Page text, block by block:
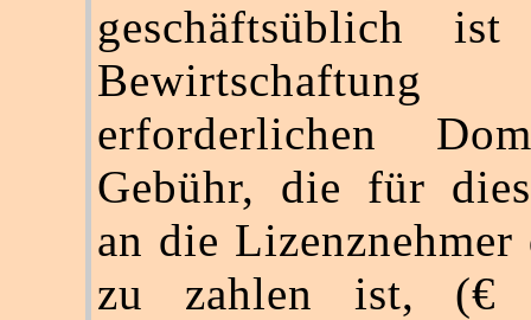
geschäftsüblich
erforderlichen
Gebühr, die für
an die
zu zahlen ist, (€